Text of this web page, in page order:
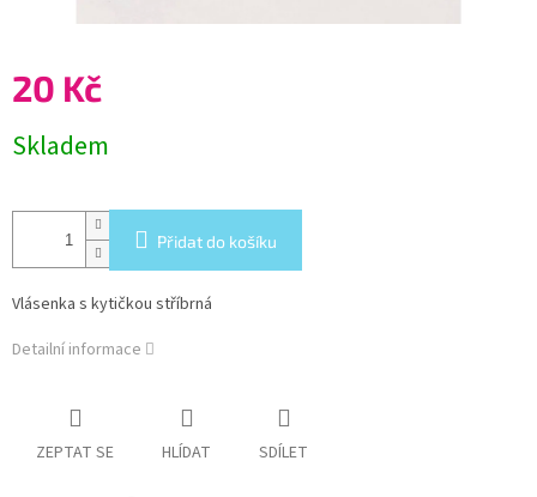
20 Kč
cena:
Skladem
Přidat do košíku
Vlásenka s kytičkou stříbrná
Detailní informace
ZEPTAT SE HLÍDAT SDÍLET